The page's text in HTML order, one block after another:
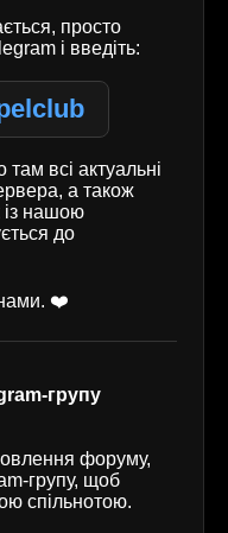
просто
і введіть:
всі актуальні
а також
із нашою
до
❤️
групу
форуму,
групу, щоб
спільнотою.